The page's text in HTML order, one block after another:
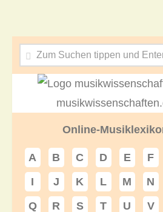
Online-
A B C D E F
I
J K L M N
Q
R S T U V